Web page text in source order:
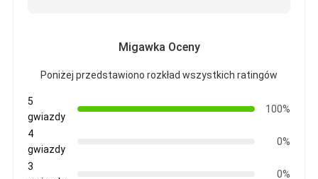
Filtr ekranowy Johnsona
Ogrodzenie z siatki metalowej
Migawka Oceny
Poniżej przedstawiono rozkład wszystkich ratingów
5
gwiazdy
100%
4
gwiazdy
0%
3
0%